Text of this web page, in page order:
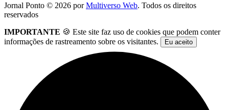
Jornal Ponto © 2026 porMultiverso Web. Todos os direitos
reservados
IMPORTANTE 🍪 Este site faz uso de cookies que podem conter
informações de rastreamento sobre os visitantes.
Eu aceito